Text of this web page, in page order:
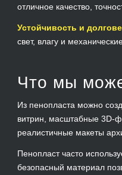
отличное качество,
Устойчивость и
свет, влагу и
Что мы
Из пенопласта можно
витрин, масштабные 3D-
реалистичные макеты
Пенопласт часто
безопасный материал